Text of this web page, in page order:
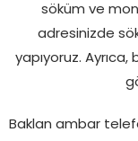
söküm ve
adresinizde
yapıyoruz. Ayrıca,
Baklan ambar